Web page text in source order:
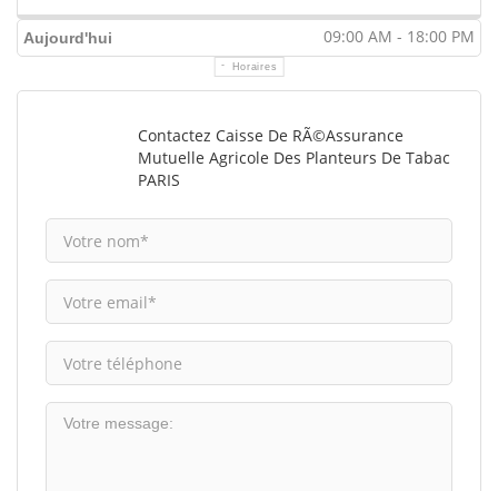
Aujourd'hui 09:00 AM - 18:00 PM
Horaires
Contactez Caisse De RÃ©assurance
Mutuelle Agricole Des Planteurs De Tabac
PARIS